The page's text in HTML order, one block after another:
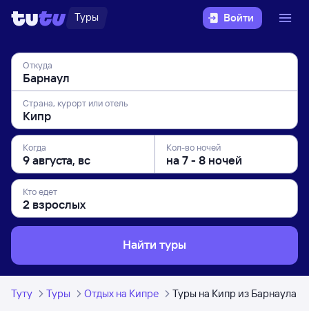
Туры Войти
Откуда
Страна, курорт или отель
Когда Кол-во ночей
Кто едет
Найти туры
Туту Туры Отдых на Кипре Туры на Кипр из Барнаула